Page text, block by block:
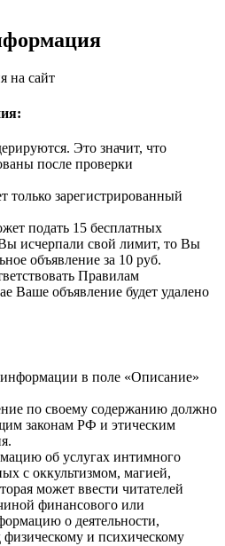
на сайт
Это значит, что
после проверки
только зарегистрированный
подать 15 бесплатных
исчерпали свой лимит, то Вы
объявление за 10 руб.
Правилам
Ваше объявление будет удалено
в поле «Описание»
по своему содержанию должно
законам РФ и этическим
об услугах интимного
с оккультизмом, магией,
может ввести читателей
финансового или
о деятельности,
и психическому